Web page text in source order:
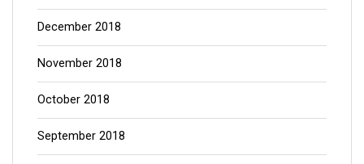
December 2018
November 2018
October 2018
September 2018